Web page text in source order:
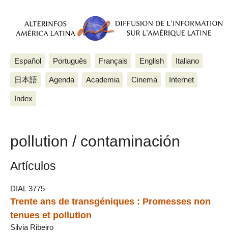
Español Português Français English Italiano
日本語 Agenda Academia Cinema Internet
Index
pollution / contaminación
Artículos
DIAL 3775
Trente ans de transgéniques : Promesses non
tenues et pollution
Silvia Ribeiro